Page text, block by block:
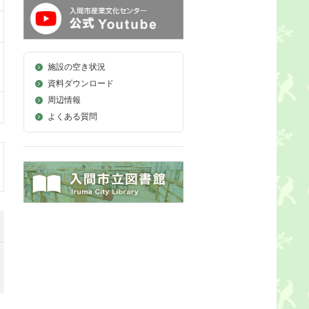
施設の空き状況
資料ダウンロード
周辺情報
よくある質問